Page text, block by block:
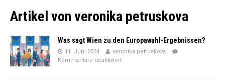
Artikel von veronika petruskova
Was sagt Wien zu den Europawahl-Ergebnissen?
11. Juni 2024
veronika petruskova
Kommentare deaktiviert